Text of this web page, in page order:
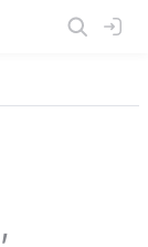
,